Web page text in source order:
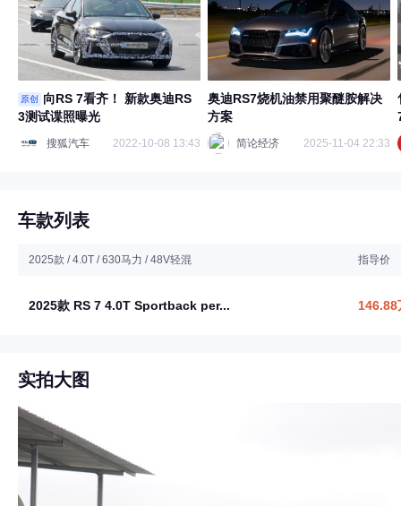
原创
向RS 7看齐！ 新款奥迪RS
3测试谍照曝光
搜狐汽车 2022-10-08 13:43
奥迪RS7烧机油禁用聚醚胺解决
方案
简论经济 2025-11-04 22:33
车款列表
2025款 / 4.0T / 630马力 / 48V轻混 指导价
2025款 RS 7 4.0T Sportback per... 146.88
实拍大图